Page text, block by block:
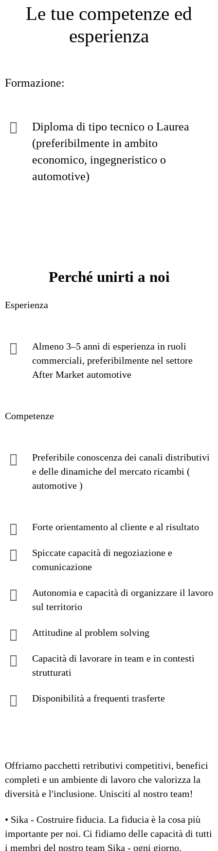
Le tue competenze ed
esperienza
Formazione:
Diploma di tipo tecnico o Laurea
(preferibilmente in ambito
economico, ingegneristico o
automotive)
Perché unirti a noi
Esperienza
Almeno 3–5 anni di esperienza in ruoli
commerciali, preferibilmente nel settore
After Market automotive
Competenze
Preferibile conoscenza dei canali distributivi
e delle dinamiche del mercato ricambi (
automotive )
Forte orientamento al cliente e al risultato
Spiccate capacità di negoziazione e
comunicazione
Autonomia e capacità di organizzare il lavoro
sul territorio
Attitudine al problem solving
Capacità di lavorare in team e in contesti
strutturati
Disponibilità a frequenti trasferte
Offriamo pacchetti retributivi competitivi, benefici
completi e un ambiente di lavoro che valorizza la
diversità e l'inclusione. Unisciti al nostro team!
• Sika - Costruire fiducia. La fiducia è la cosa più
importante per noi. Ci fidiamo delle capacità di tutti
i membri del nostro team Sika - ogni giorno.